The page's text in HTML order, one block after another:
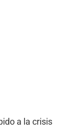
a la crisis